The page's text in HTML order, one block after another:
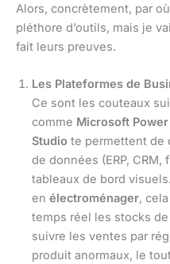
Alors, concrètement, par
pléthore d’outils, mais je
fait leurs preuves.
Les Plateformes de
Ce sont les couteaux
comme Microsoft Power
Studio te permettent de
de données (ERP,
tableaux de bord
en électroménager,
temps réel les stocks
suivre les ventes par
produit anormaux, le